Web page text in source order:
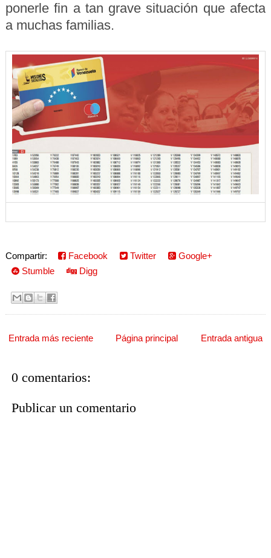
ponerle fin a tan grave situación que afecta
a muchas familias.
Compartir: Facebook Twitter
Google+
Stumble
Digg
Entrada más reciente Entrada antigua
Página principal
0 comentarios:
Publicar un comentario